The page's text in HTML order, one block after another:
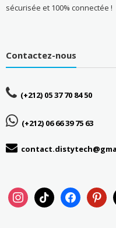
sécurisée et 100% connectée !
Contactez-nous
(+212) 05 37 70 84 50
(+212) 06 66 39 75 63
instagramtiktok facebook x